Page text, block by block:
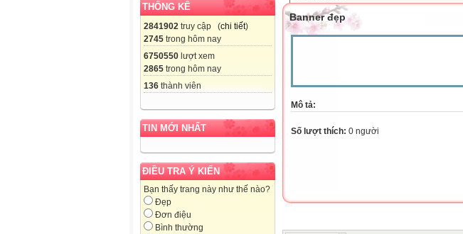
THỐNG KÊ
2841902 truy cập (chi tiết)
2745 trong hôm nay
6750550 lượt xem
2865 trong hôm nay
136 thành viên
TIN MỚI NHẤT
ĐIỀU TRA Ý KIẾN
Bạn thấy trang này như thế nào?
Đẹp
Đơn điệu
Bình thường
Banner đẹp
Mô tả:
Số lượt thích: 0 người